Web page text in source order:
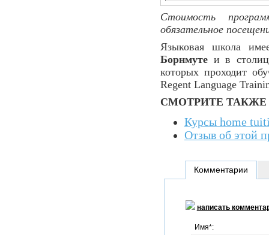
Стоимость
обязательное
Языковая школа
Борнмуте и в
которых проходит
Regent Language
СМОТРИТЕ ТАКЖЕ
Курсы home
Отзыв об этой
Комментарии
написать
Имя*: